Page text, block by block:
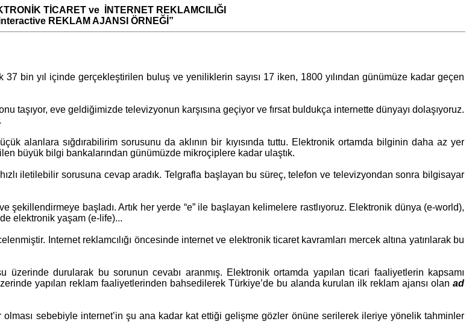
TİCARET ve İNTERNET REKLAMCILIĞI
REKLAM AJANSI ÖRNEĞİ”
37 bin yıl içinde gerçekleştirilen buluş ve yeniliklerin sayısı 17 iken, 1800 yılından günümüze kadar geçen
taşıyor, eve geldiğimizde televizyonun karşısına geçiyor ve fırsat buldukça internette dünyayı dolaşıyoruz.
alanlara sığdırabilirim sorusunu da aklının bir kıyısında tuttu. Elektronik ortamda bilginin daha az yer
büyük bilgi bankalarından günümüzde mikroçiplere kadar ulaştık.
iletilebilir sorusuna cevap aradık. Telgrafla başlayan bu süreç, telefon ve televizyondan sonra bilgisayar
şekillendirmeye başladı. Artık her yerde “e” ile başlayan kelimelere rastlıyoruz. Elektronik dünya (e-world),
elektronik yaşam (e-life)...
Internet reklamcılığı öncesinde internet ve elektronik ticaret kavramları mercek altına yatırılarak bu
üzerinde durularak bu sorunun cevabı aranmış. Elektronik ortamda yapılan ticari faaliyetlerin kapsamı
yapılan reklam faaliyetlerinden bahsedilerek Türkiye’de bu alanda kurulan ilk reklam ajansı olan ad
sebebiyle internet’in şu ana kadar kat ettiği gelişme gözler önüne serilerek ileriye yönelik tahminler